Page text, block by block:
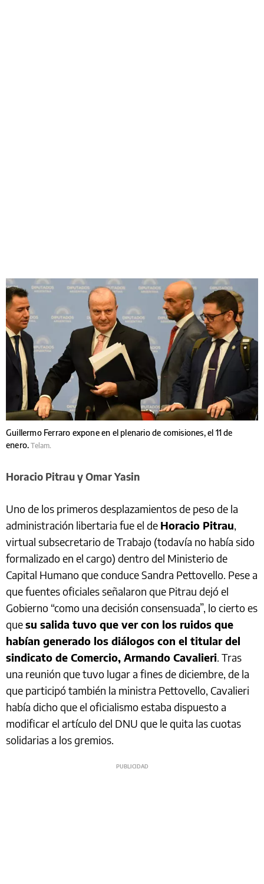
Guillermo Ferraro expone en el plenario de comisiones, el 11 de
enero.Telam.
Horacio Pitrau y Omar Yasin
Uno de los primeros desplazamientos de peso de la
administración libertaria fue el de Horacio Pitrau,
virtual subsecretario de Trabajo (todavía no había sido
formalizado en el cargo) dentro del Ministerio de
Capital Humano que conduce Sandra Pettovello. Pese a
que fuentes oficiales señalaron que Pitrau dejó el
Gobierno “como una decisión consensuada”, lo cierto es
quesu salida tuvo que ver con los ruidos que
habían generado los diálogos con el titular del
sindicato de Comercio, Armando Cavalieri. Tras
una reunión que tuvo lugar a fines de diciembre, de la
que participó también la ministra Pettovello, Cavalieri
había dicho que el oficialismo estaba dispuesto a
modificar el artículo del DNU que le quita las cuotas
solidarias a los gremios.